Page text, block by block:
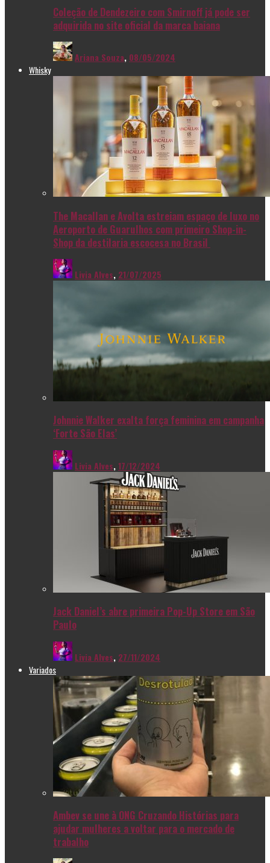
Coleção de Dendezeiro com Smirnoff já pode ser
adquirida no site oficial da marca baiana
Ariana Souza, 08/05/2024
Whisky
The Macallan e Avolta estreiam espaço de luxo no
Aeroporto de Guarulhos com primeiro Shop-in-
Shop da destilaria escocesa no Brasil
Livia Alves, 21/07/2025
Johnnie Walker exalta força feminina em campanha
‘Forte São Elas’
Livia Alves,17/12/2024
Jack Daniel’s abre primeira Pop-Up Store em São
Paulo
Livia Alves, 27/11/2024
Variados
Ambev se une à ONG Cruzando Histórias para
ajudar mulheres a voltar para o mercado de
trabalho